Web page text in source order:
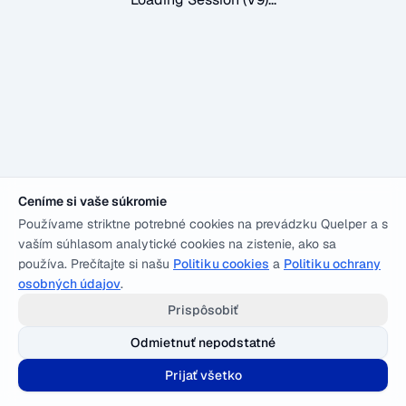
Ceníme si vaše súkromie
Používame striktne potrebné cookies na prevádzku Quelper a s
vaším súhlasom analytické cookies na zistenie, ako sa
používa. Prečítajte si našu Politiku cookies a Politiku ochrany
osobných údajov.
Prispôsobiť
Odmietnuť nepodstatné
Prijať všetko